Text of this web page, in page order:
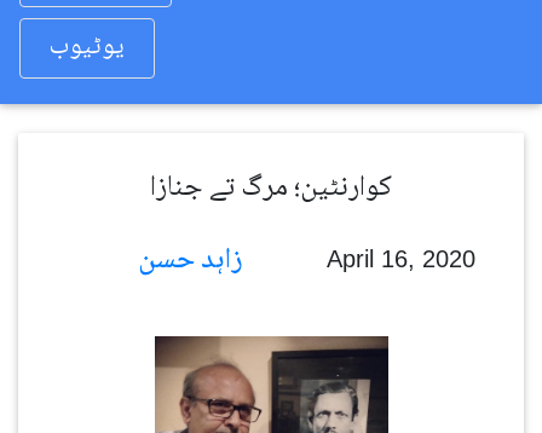
یوٹیوب
کوارنٹین؛ مرگ تے جنازا
April 16, 2020